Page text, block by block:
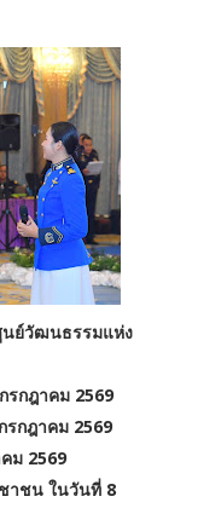
ย์วัฒนธรรมแห่ง
กฎาคม 2569
กฎาคม 2569
ม 2569
าชน ในวันที่ 8